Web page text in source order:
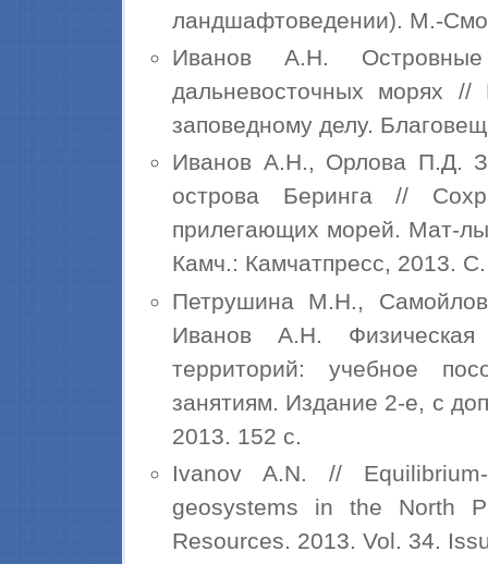
ландшафтоведении). М.-
Иванов А.Н.
дальневосточных морях
заповедному делу.
Иванов А.Н., Орлова П.Д.
острова Беринга //
прилегающих морей. Мат-
Камч.: Камчатпресс, 2013.
Петрушина М.Н.,
Иванов А.Н.
территорий: учебное
занятиям. Издание 2-е, с
2013. 152 с.
Ivanov A.N. //
geosystems in the North
Resources. 2013. Vol. 34.